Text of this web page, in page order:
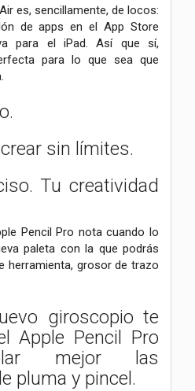
es, sencillamente, de locos:
de apps en el App Store
para el iPad. Así que sí,
para lo que sea que
sin límites.
Tu creatividad
Pencil Pro nota cuando lo
paleta con la que podrás
herramienta, grosor de trazo
giroscopio te
Apple Pencil Pro
mejor las
pluma y pincel.